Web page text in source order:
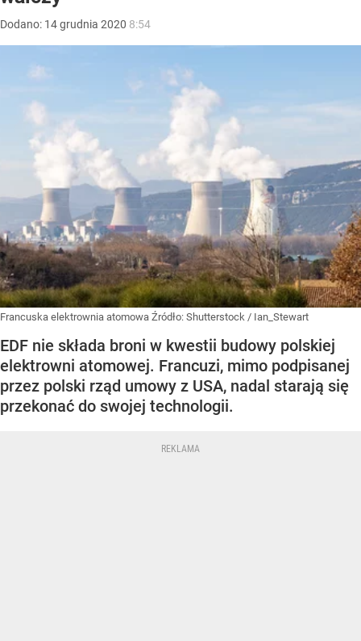
Dodano: 14grudnia 2020 8:54
Francuska elektrownia atomowa Źródło: Shutterstock / Ian_Stewart
EDF nie składa broni w kwestii budowy polskiej
elektrowni atomowej. Francuzi, mimo podpisanej
przez polski rząd umowy z USA, nadal starają się
przekonać do swojej technologii.